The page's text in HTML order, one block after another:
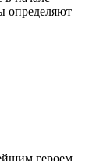
определяют